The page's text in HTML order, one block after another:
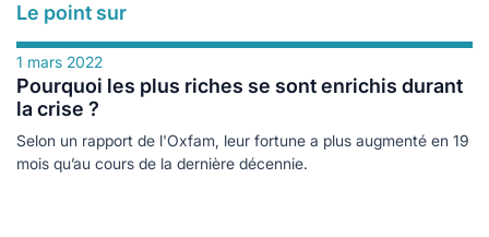
Le point sur
1 mars 2022
Pourquoi les plus riches se sont enrichis durant
la crise ?
Selon un rapport de l'Oxfam, leur fortune a plus augmenté en 19
mois qu’au cours de la dernière décennie.